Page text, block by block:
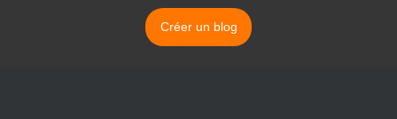
Créer un blog